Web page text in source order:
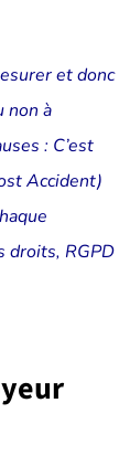
et donc
non à
: C’est
Accident)
droits, RGPD